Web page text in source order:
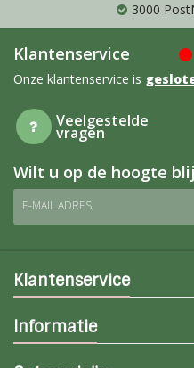
3000
Klantenservice
Onze klantenservice is
Veelgestelde
vragen
Wilt u op de hoogte
E-MAIL ADRES
Klantenservice
Informatie